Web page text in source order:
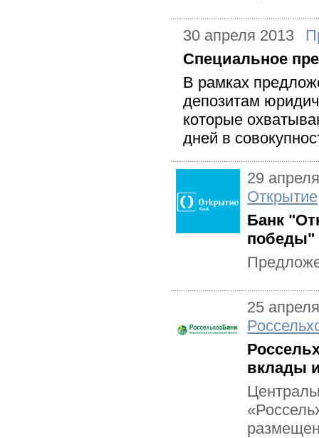
30 апреля 2013
Специальное
В рамках
депозитам
которые
дней в
29
Открытие
Банк
победы"
25
вклады